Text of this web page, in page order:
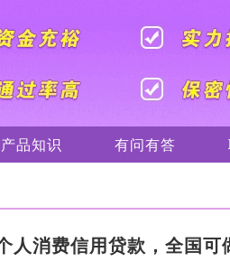
产品知识 有问有答
人消费信用贷款，全国可